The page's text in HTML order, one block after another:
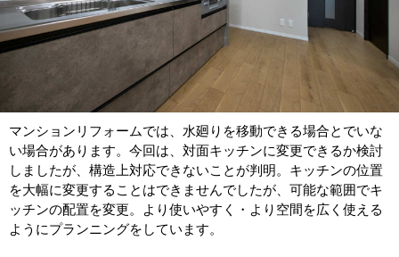
マンションリフォームでは、水廻りを移動できる場合とでいな
い場合があります。今回は、対面キッチンに変更できるか検討
しましたが、構造上対応できないことが判明。キッチンの位置
を大幅に変更することはできませんでしたが、可能な範囲でキ
ッチンの配置を変更。より使いやすく・より空間を広く使える
ようにプランニングをしています。